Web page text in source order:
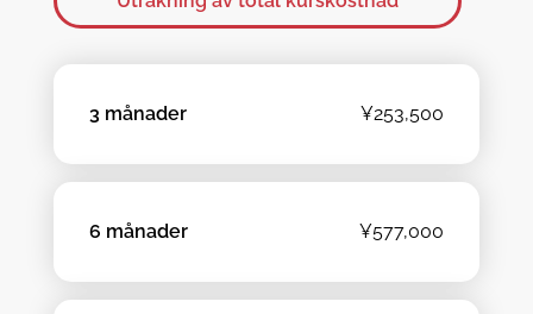
3 månader ¥253,500
6 månader ¥577,000